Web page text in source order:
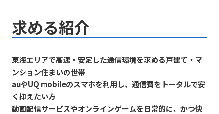
求める紹介
東海エリアで高速・安定した通信環境を求める戸建て・マ
ンション住まいの世帯
auやUQ mobileのスマホを利用し、通信費をトータルで安
く抑えたい方
動画配信サービスやオンラインゲームを日常的に、かつ快